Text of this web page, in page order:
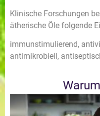
Klinische Forschungen
ätherische Öle folgende
immunstimulierend,
antimikrobiell,